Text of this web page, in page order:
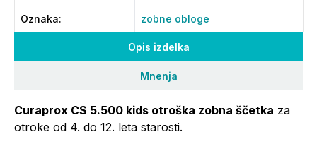
Opis izdelka
Mnenja
Curaprox CS 5.500 kids otroška zobna ščetka za
otroke od 4. do 12. leta starosti.
Oznaka: zobne obloge